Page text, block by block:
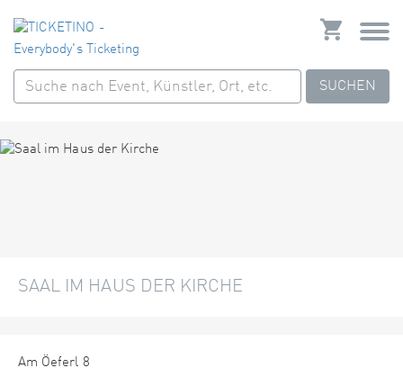
SUCHEN
SAAL IM HAUS DER KIRCHE
Am Öeferl 8